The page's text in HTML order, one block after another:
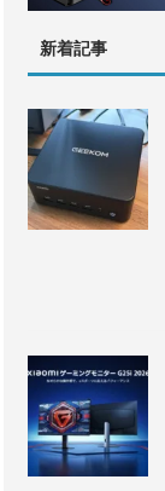
新着記事